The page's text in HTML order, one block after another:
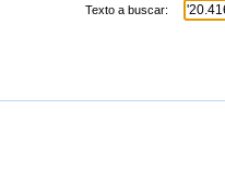
Texto a buscar: